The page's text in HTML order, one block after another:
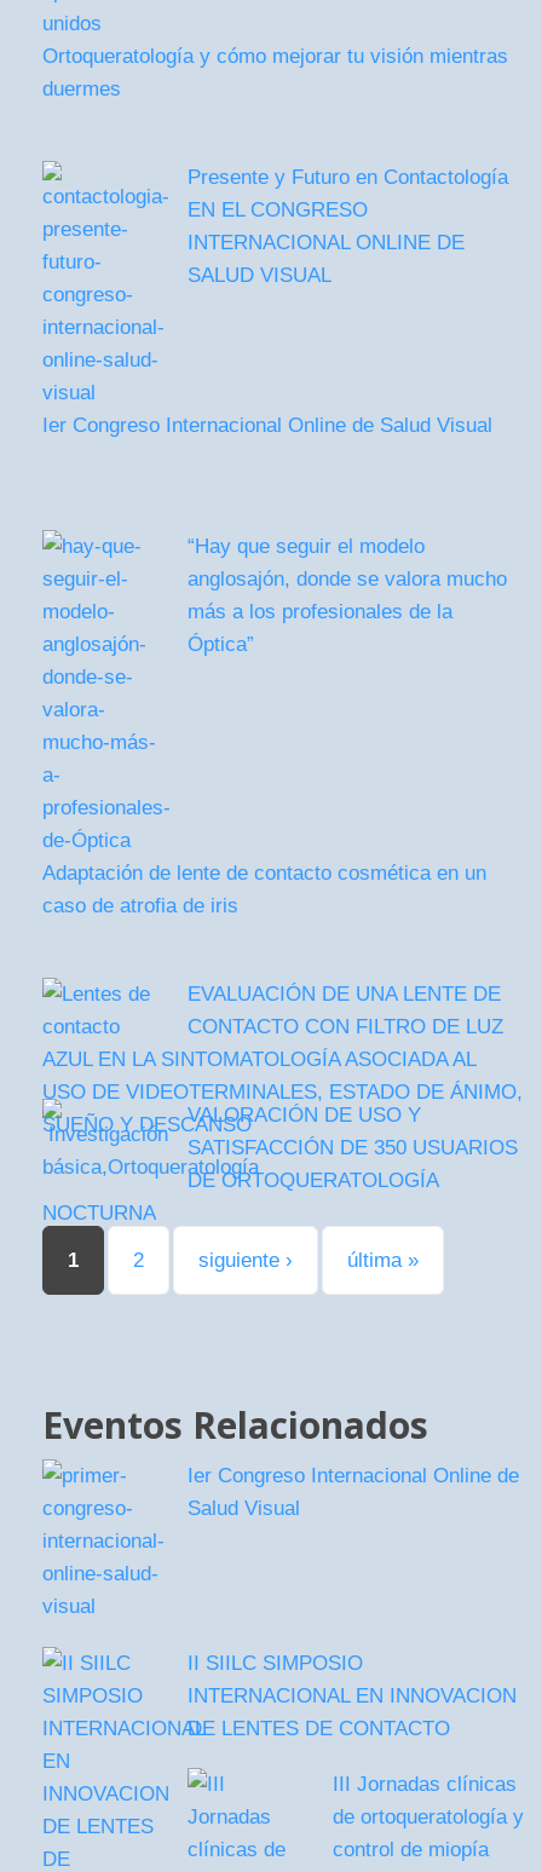
Ortoqueratología y cómo mejorar tu visión mientras
duermes
Presente y Futuro en Contactología
EN EL CONGRESO
INTERNACIONAL ONLINE DE
SALUD VISUAL
Ier Congreso Internacional Online de Salud Visual
“Hay que seguir el modelo
anglosajón, donde se valora mucho
más a los profesionales de la
Óptica”
Adaptación de lente de contacto cosmética en un
caso de atrofia de iris
EVALUACIÓN DE UNA LENTE DE
CONTACTO CON FILTRO DE LUZ
AZUL EN LA SINTOMATOLOGÍA ASOCIADA AL
USO DE VIDEOTERMINALES, ESTADO DE ÁNIMO,
SUEÑO Y DESCANSOVALORACIÓN DE USO Y
SATISFACCIÓN DE 350 USUARIOS
DE ORTOQUERATOLOGÍA
NOCTURNA
Páginas
1 2 siguiente › última »
Eventos Relacionados
Ier Congreso Internacional Online de
Salud Visual
II SIILC SIMPOSIO
INTERNACIONAL EN INNOVACION
DE LENTES DE CONTACTO
III Jornadas clínicas
de ortoqueratología y
control de miopía